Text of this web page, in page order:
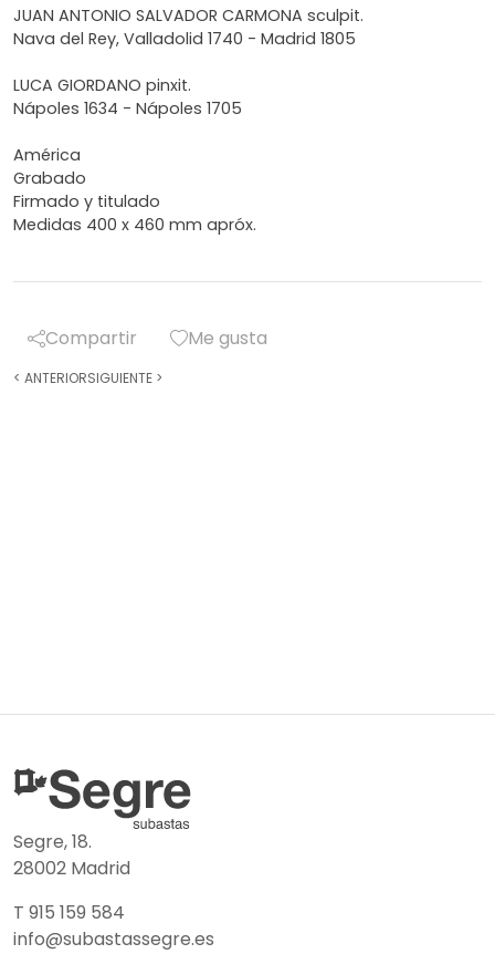
JUAN ANTONIO SALVADOR CARMONA sculpit.
Nava del Rey, Valladolid 1740 - Madrid 1805
LUCA GIORDANO pinxit.
Nápoles 1634 - Nápoles 1705
América
Grabado
Firmado y titulado
Medidas 400 x 460 mm apróx.
Compartir Me gusta
< ANTERIORSIGUIENTE >
Segre, 18.
28002 Madrid
T 915 159 584
info@subastassegre.es